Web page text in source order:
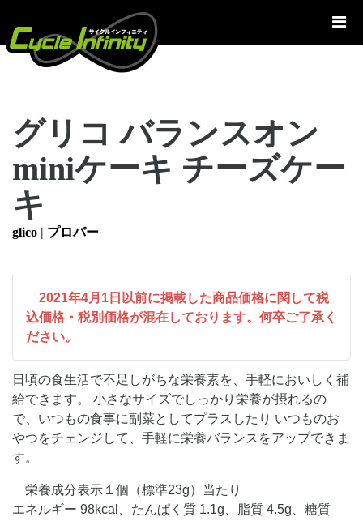
テ
グリコ バランスオン
miniケーキ チーズケー
キ
glico | プロパー
2021年4月1日以前に掲載した商品価格に関して税
込価格・税別価格が混在しております。何卒ご了承く
ださい。
日頃の食生活で不足しがちな栄養素を、手軽においしく補
給できます。 小さなサイズでしっかり栄養が摂れるの
で、いつもの食事に副菜としてプラスしたり いつものお
やつをチェンジして、手軽に栄養バランスをアップできま
す。
栄養成分表示１個（標準23g）当たり
エネルギー 98kcal、たんぱく質 1.1g、脂質 4.5g、糖質